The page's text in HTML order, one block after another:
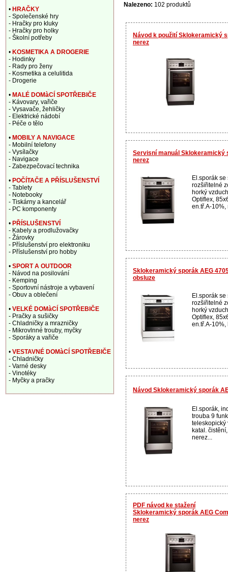
Nalezeno: 102 produktů
Návod k použití Sklokeramický
nerez
Servisní manuál Sklokeramický
nerez
El.sporák
rozšiřitelné
horký
Optiflex,
en.tř.A-10%,
Sklokeramický sporák AEG
obsluze
El.sporák
rozšiřitelné
horký
Optiflex,
en.tř.A-10%,
Návod Sklokeramický sporák
El.sporák,
trouba 9
teleskopický
katal.
nerez...
PDF návod ke stažení
Sklokeramický sporák AEG
nerez
• HRAČKY
- Společenské hry
- Hračky pro kluky
- Hračky pro holky
- Školní potřeby
• KOSMETIKA A DROGERIE
- Hodinky
- Rady pro ženy
- Kosmetika a celulitida
- Drogerie
• MALÉ DOMàCÍ SPOTŘEBIČE
- Kávovary, vařiče
- Vysavače, žehličky
- Elektrické nádobí
- Péče o tělo
• MOBILY A NAVIGACE
- Mobilní telefony
- Vysílačky
- Navigace
- Zabezpečovací technika
• POČÍTAČE A PŘÍSLUŠENSTVÍ
- Tablety
- Notebooky
- Tiskárny a kancelář
- PC komponenty
• PŘÍSLUŠENSTVÍ
- Kabely a prodlužovačky
- Žárovky
- Příslušenství pro elektroniku
- Příslušenství pro hobby
• SPORT A OUTDOOR
- Návod na posilování
- Kemping
- Sportovní nástroje a vybavení
- Obuv a oblečení
• VELKÉ DOMàCÍ SPOTŘEBIČE
- Pračky a sušičky
- Chladničky a mrazničky
- Mikrovlnné trouby, myčky
- Sporáky a vařiče
• VESTAVNÉ DOMàCÍ SPOTŘEBIČE
- Chladničky
- Varné desky
- Vinotéky
- Myčky a pračky